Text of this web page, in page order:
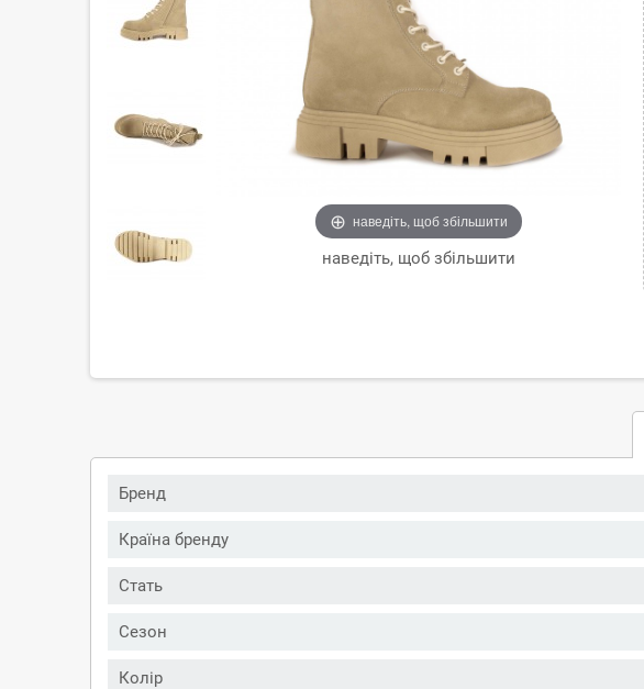
наведіть, щоб збільшити
наведіть, щоб збільшити
Бренд
Країна бренду
Стать
Сезон
Колір